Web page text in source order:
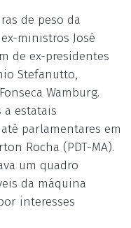
de peso da
ministros José
de ex-presidentes
Stefanutto,
Wamburg.
a estatais
parlamentares em
Rocha (PDT-MA).
um quadro
da máquina
interesses